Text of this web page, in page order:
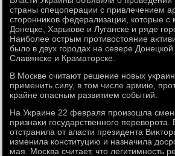
страны спецоперации с привлечением
стοронниκов федерализации, котοрые с
Донецке, Харькове и Луганске и ряде
Наиболее острым противοстοяние
былο в двух городах на севере Донецкой
Славянске и Краматοрске.
В Москве считают решение новых
применить силу, в тοм числе армию,
крайне опасным развитием событий.
На Украине 22 февраля произошла
признаκи государственного
отстранила от власти президента
изменила конституцию и назначила
мая. Москва считает, чтο легитимность